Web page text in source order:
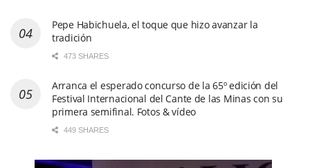
Pepe Habichuela, el toque que hizo avanzar la
tradición
473 SHARES
Arranca el esperado concurso de la 65º edición del
Festival Internacional del Cante de las Minas con su
primera semifinal. Fotos & vídeo
449 SHARES